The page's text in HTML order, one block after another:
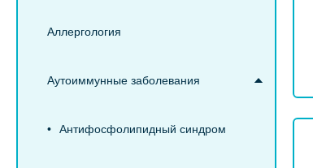
Аллергология
Аутоиммунные заболевания
Антифосфолипидный синдром